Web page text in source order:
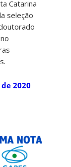
Catarina
seleção
2020